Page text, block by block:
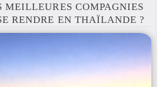
MEILLEURES COMPAGNIES
RENDRE EN THAÏLANDE ?